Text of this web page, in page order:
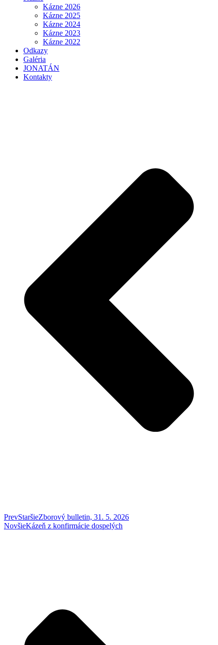
Kázne 2026
Kázne 2025
Kázne 2024
Kázne 2023
Kázne 2022
Odkazy
Galéria
JONATÁN
Kontakty
PrevStaršieZborový bulletin, 31. 5. 2026
NovšieKázeň z konfirmácie dospelých